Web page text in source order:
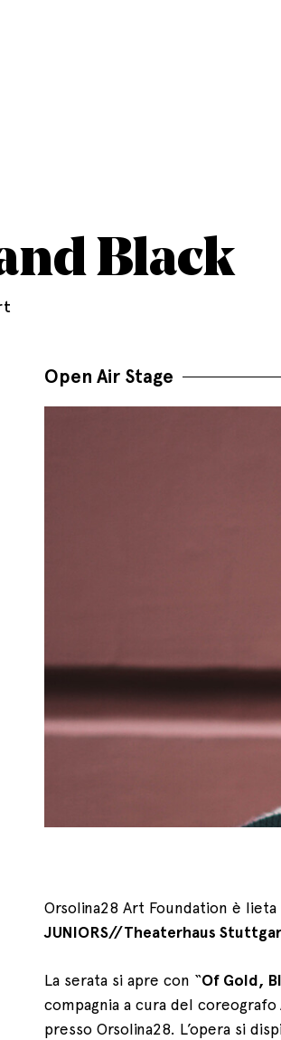
Black
Open Air Stage
Orsolina28 Art Foundation è
JUNIORS//Theaterhaus
La serata si apre con “Of Gold,
compagnia a cura del coreografo
presso Orsolina28. L’opera si